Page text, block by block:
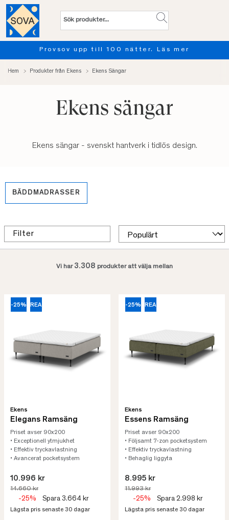
Provsov upp till 100 nätter. Läs mer
Hem Produkter från Ekens Ekens Sängar
Ekens sängar
Ekens sängar - svenskt hantverk i tidlös design.
BÄDDMADRASSER
Filter
Vi har 3.308 produkter att välja mellan
-25% REA
Ekens
Elegans Ramsäng
Priset avser 90x200
• Exceptionell ytmjukhet
• Effektiv tryckavlastning
• Avancerat pocketsystem
10.996 kr
14.660 kr
-25% Spara 3.664 kr
Lägsta pris senaste 30 dagar
-25% REA
Ekens
Essens Ramsäng
Priset avser 90x200
• Följsamt 7-zon pocketsystem
• Effektiv tryckavlastning
• Behaglig liggyta
8.995 kr
11.993 kr
-25% Spara 2.998 kr
Lägsta pris senaste 30 dagar